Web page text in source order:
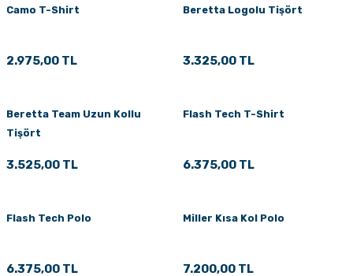
Camo T-Shirt
2.975,00 TL
Beretta Logolu Tişört
3.325,00 TL
Beretta Team Uzun Kollu
Tişört
3.525,00 TL
Flash Tech T-Shirt
6.375,00 TL
Flash Tech Polo
6.375,00 TL
Miller Kısa Kol Polo
7.200,00 TL